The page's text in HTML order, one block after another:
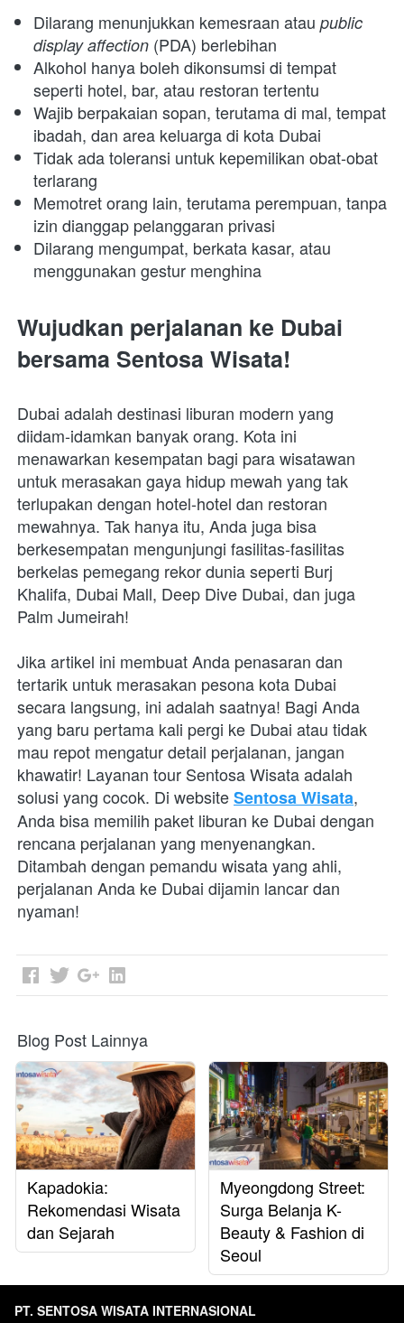
Dilarang menunjukkan kemesraan atau public
display affection (PDA) berlebihan
Alkohol hanya boleh dikonsumsi di tempat
seperti hotel, bar, atau restoran tertentu
Wajib berpakaian sopan, terutama di mal, tempat
ibadah, dan area keluarga di kota Dubai
Tidak ada toleransi untuk kepemilikan obat-obat
terlarang
Memotret orang lain, terutama perempuan, tanpa
izin dianggap pelanggaran privasi
Dilarang mengumpat, berkata kasar, atau
menggunakan gestur menghina
Wujudkan perjalanan ke Dubai
bersama Sentosa Wisata!
Dubai adalah destinasi liburan modern yang
diidam-idamkan banyak orang. Kota ini
menawarkan kesempatan bagi para wisatawan
untuk merasakan gaya hidup mewah yang tak
terlupakan dengan hotel-hotel dan restoran
mewahnya. Tak hanya itu, Anda juga bisa
berkesempatan mengunjungi fasilitas-fasilitas
berkelas pemegang rekor dunia seperti Burj
Khalifa, Dubai Mall, Deep Dive Dubai, dan juga
Palm Jumeirah!
Jika artikel ini membuat Anda penasaran dan
tertarik untuk merasakan pesona kota Dubai
secara langsung, ini adalah saatnya! Bagi Anda
yang baru pertama kali pergi ke Dubai atau tidak
mau repot mengatur detail perjalanan, jangan
khawatir! Layanan tour Sentosa Wisata adalah
solusi yang cocok. Di website Sentosa Wisata,
Anda bisa memilih paket liburan ke Dubai dengan
rencana perjalanan yang menyenangkan.
Ditambah dengan pemandu wisata yang ahli,
perjalanan Anda ke Dubai dijamin lancar dan
nyaman!
Blog Post Lainnya
Kapadokia:
Rekomendasi Wisata
dan Sejarah
Myeongdong Street:
Surga Belanja K-
Beauty & Fashion di
Seoul
PT. SENTOSA WISATA INTERNASIONAL